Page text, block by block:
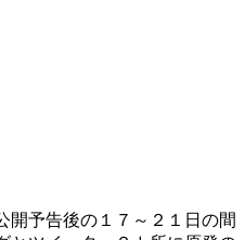
開予告後の１７～２１日の間